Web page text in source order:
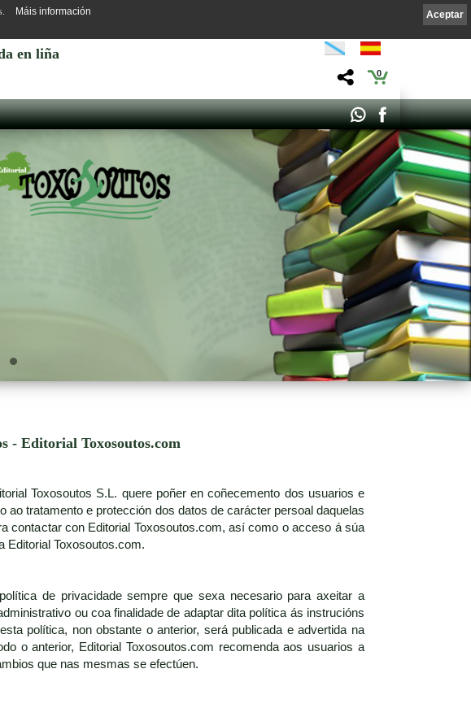
en liña
0
- Editorial Toxosoutos.com
Toxosoutos S.L. quere poñer en coñecemento dos usuarios e
tratamento e protección dos datos de carácter persoal daquelas
contactar con Editorial Toxosoutos.com, así como o acceso á súa
Editorial Toxosoutos.com.
de privacidade sempre que sexa necesario para axeitar a
ou coa finalidade de adaptar dita política ás instrucións
política, non obstante o anterior, será publicada e advertida na
o anterior, Editorial Toxosoutos.com recomenda aos usuarios a
que nas mesmas se efectúen.
Aceptar
Máis información